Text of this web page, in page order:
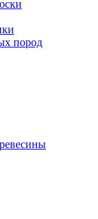
пород